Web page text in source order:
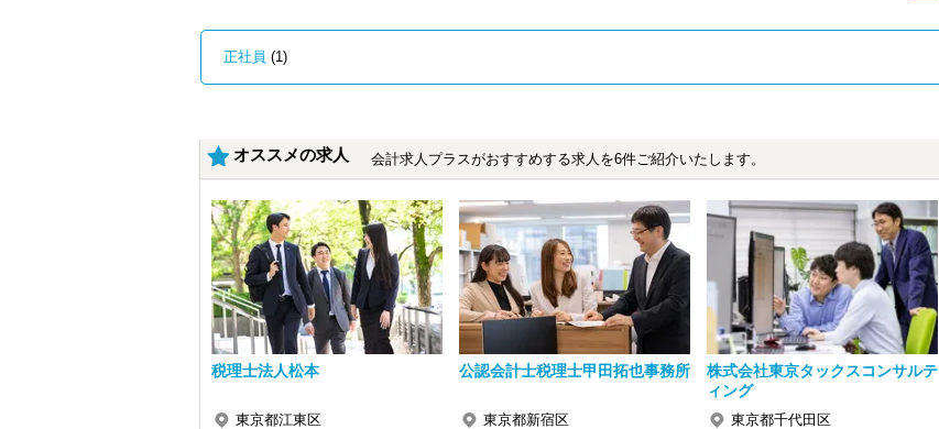
・個人～大企業まで幅広く経験可能
・税務顧問＋資産税に関与
・従業員240名以上に拡大
・会計・税務・財務・労務まで対応
＜学びを後押し＞
・書籍購入費／研修費は全額会社負担
・隔月で税法・実務の学習会あり
・資格取得を目指す社員が多数
＜募集の背景＞
・事業拡大に伴う増員募集
・組織力強化に向けた採用
・将来の中核人材を募集
＜先輩スタッフの声＞
正社員 (1)
オススメの求人 会計求人プラスがおすすめする求人を6件ご紹介いたします。
税理士法人松本
東京都江東区
公認会計士税理士甲田拓也事務所
東京都新宿区
株式会社東京タックスコンサルテ
ィング
東京都千代田区